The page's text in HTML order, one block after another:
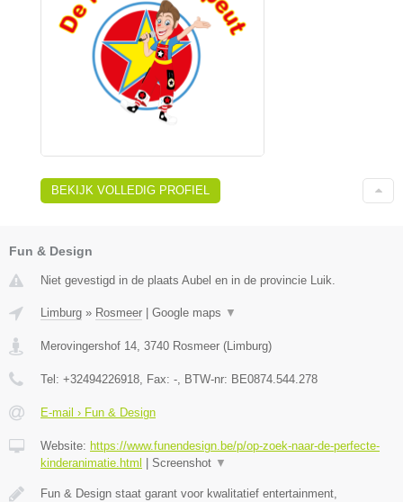
BEKIJK VOLLEDIG PROFIEL
Fun & Design
Niet gevestigd in de plaats Aubel en in de provincie Luik.
Limburg » Rosmeer | Google maps ▼
Merovingershof 14 3740 Rosmeer (Limburg)
Tel: +32494226918 , Fax: - , BTW-nr: BE0874.544.278
E-mail › Fun & Design
Website: https://www.funendesign.be/p/op-zoek-naar-de-perfecte-
kinderanimatie.html | Screenshot ▼
Fun & Design staat garant voor kwalitatief entertainment,